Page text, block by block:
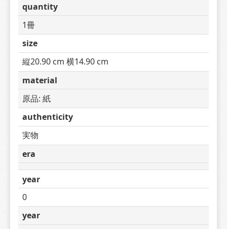
quantity
1冊
size
縦20.90 cm 横14.90 cm
material
原品: 紙
authenticity
実物
era
year
0
year